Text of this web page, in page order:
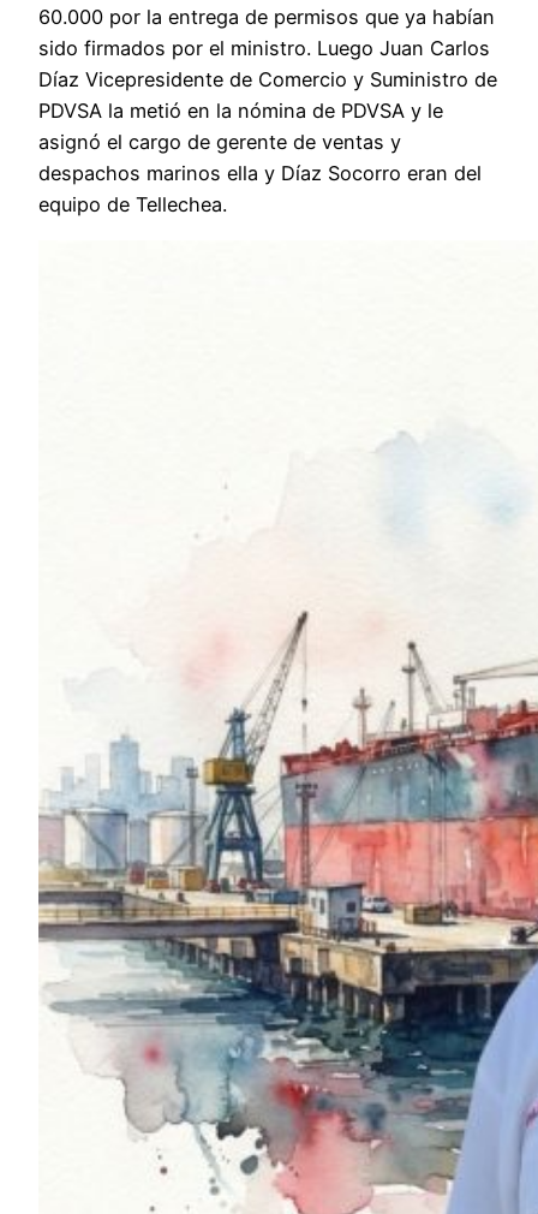
60.000 por la entrega de permisos que ya habían
sido firmados por el ministro. Luego Juan Carlos
Díaz Vicepresidente de Comercio y Suministro de
PDVSA la metió en la nómina de PDVSA y le
asignó el cargo de gerente de ventas y
despachos marinos ella y Díaz Socorro eran del
equipo de Tellechea.